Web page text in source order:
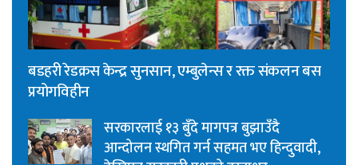
बडहरी रेडक्रस केन्द्र सुनसान, एम्बुलेन्स र रक्त संकलन बस
प्रयोगविहीन
सरकारलाई १३ बुँदे मागपत्र बुझाउँदै
आन्दोलन स्थगित गर्न सहमत भए हिन्दुवादी,